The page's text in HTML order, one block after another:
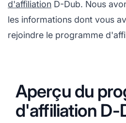
d'affiliation D-Dub. Nous
les informations dont vous
rejoindre le programme
Aperçu du
d'affiliation D-